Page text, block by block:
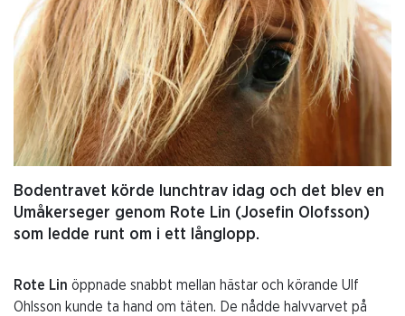
Bodentravet körde lunchtrav idag och det blev en
Umåkerseger genom Rote Lin (Josefin Olofsson)
som ledde runt om i ett långlopp.
Rote Lin öppnade snabbt mellan hästar och körande Ulf
Ohlsson kunde ta hand om täten. De nådde halvvarvet på